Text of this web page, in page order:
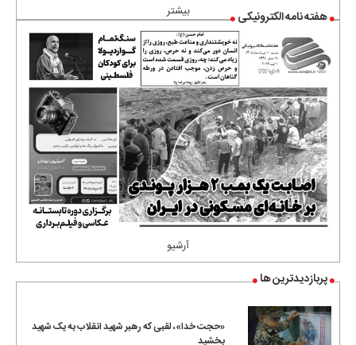
بیشتر هفته نامه الکترونیکی
آرشیو
پربازدیدترین ها
«حجت خدا»، لقبی که رهبر شهید انقلاب به یک شهید
بخشید